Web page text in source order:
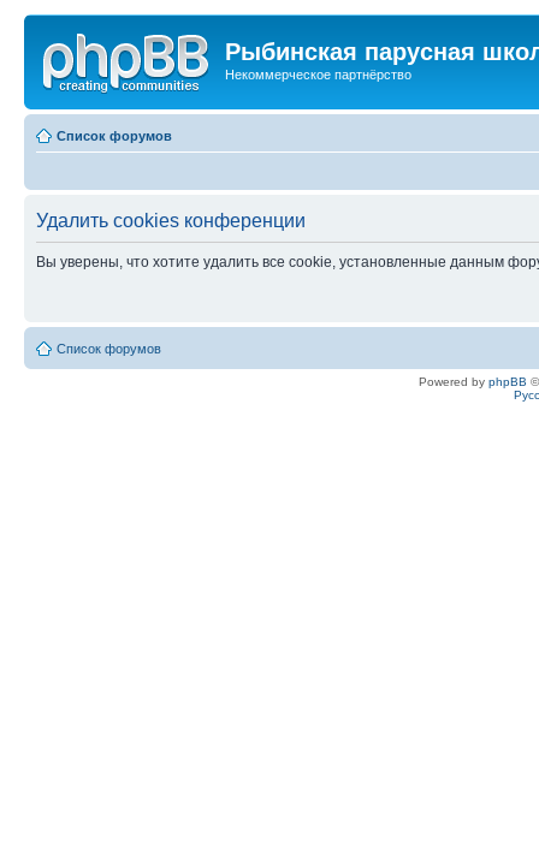
Рыбинская парусная
Некоммерческое партнёрство
Список форумов
Удалить cookies конференции
Вы уверены, что хотите удалить все cookie, установленные данным
Список форумов
Powered by phpBB